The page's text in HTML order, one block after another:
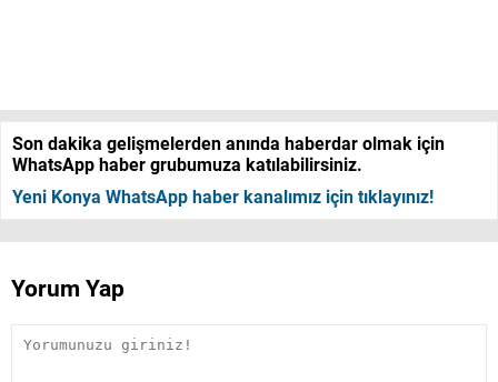
Son dakika gelişmelerden anında haberdar olmak için
WhatsApp haber grubumuza katılabilirsiniz.
Yeni Konya WhatsApp haber kanalımız için tıklayınız!
Yorum Yap